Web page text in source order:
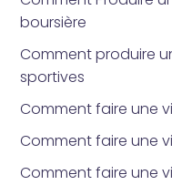
boursière
Comment produire
sportives
Comment faire une
Comment faire une
Comment faire une